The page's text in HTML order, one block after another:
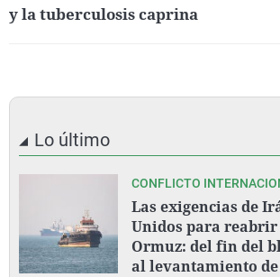
y la tuberculosis caprina
Lo último
CONFLICTO
Las exigencias de
Unidos para reabrir
Ormuz: del fin del
al levantamiento de